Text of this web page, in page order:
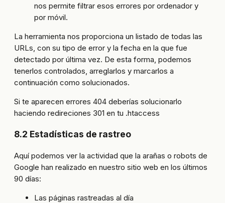
nos permite filtrar esos errores por ordenador y
por móvil.
La herramienta nos proporciona un listado de todas las
URLs, con su tipo de error y la fecha en la que fue
detectado por última vez. De esta forma, podemos
tenerlos controlados, arreglarlos y marcarlos a
continuación como solucionados.
Si te aparecen errores 404 deberías solucionarlo
haciendo redireciones 301 en tu .htaccess
8.2 Estadísticas de rastreo
Aquí podemos ver la actividad que la arañas o robots de
Google han realizado en nuestro sitio web en los últimos
90 días:
Las páginas rastreadas al día